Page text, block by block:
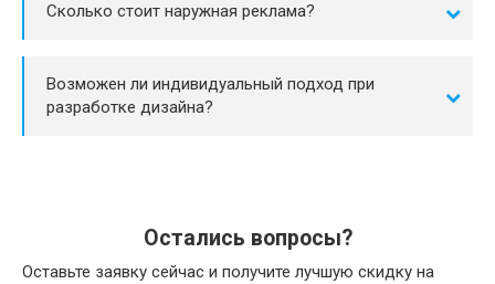
Сколько стоит наружная реклама?
Возможен ли индивидуальный подход при
разработке дизайна?
Остались вопросы?
Оставьте заявку сейчас и получите лучшую скидку на